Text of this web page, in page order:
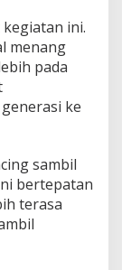
ini.
menang
pada
ke
sambil
bertepatan
terasa